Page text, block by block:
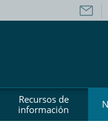
Recursos de
información